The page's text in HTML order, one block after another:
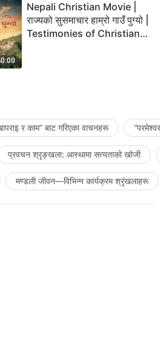
Nepali Christian Movie |
राज्यको सुसमाचार हाम्रो गाउँ पुग्यो |
Testimonies of Christians
र काम” बाट गरिएका वाचनहरू
प्रवचन श्रृङ्खला: आस्थामा सत्यताको खोजी
मण्डली जीवन—विभिन्‍न कार्यक्रम श्रृंखलाहरू